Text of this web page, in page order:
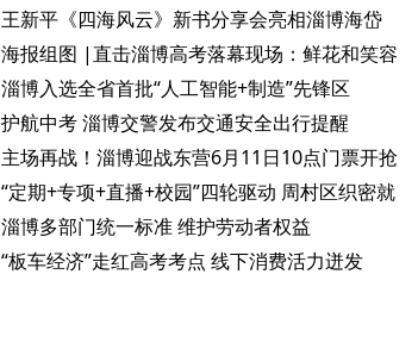
王新平《四海风云》新书分享会亮相淄博海岱
楼钟书阁
海报组图 |直击淄博高考落幕现场：鲜花和笑容
在场外守候
淄博入选全省首批“人工智能+制造”先锋区
护航中考 淄博交警发布交通安全出行提醒
主场再战！淄博迎战东营6月11日10点门票开抢
“定期+专项+直播+校园”四轮驱动 周村区织密就
业服务网 累计提供岗位超6000个
淄博多部门统一标准 维护劳动者权益
“板车经济”走红高考考点 线下消费活力迸发